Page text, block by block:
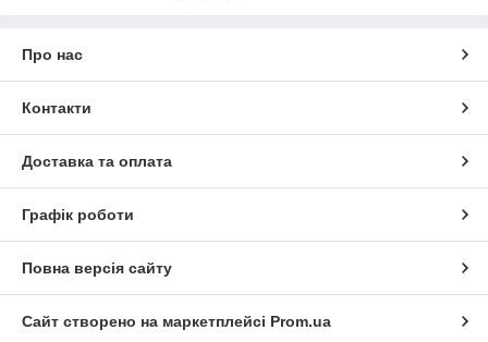
Про нас
Контакти
Доставка та оплата
Графік роботи
Повна версія сайту
Сайт створено на маркетплейсі Prom.ua